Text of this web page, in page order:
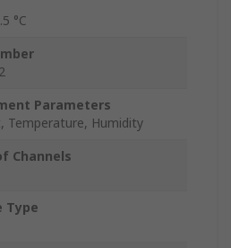
°C
Parameters
Temperature, Humidity
Channels
Type